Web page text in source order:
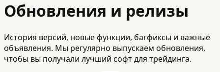
Обновления и релизы
История версий, новые функции, багфиксы и важные
объявления. Мы регулярно выпускаем обновления,
чтобы вы получали лучший софт для трейдинга.